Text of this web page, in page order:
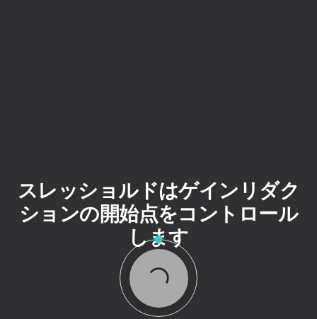
スレッショルドはゲインリダク
ションの開始点をコントロール
します